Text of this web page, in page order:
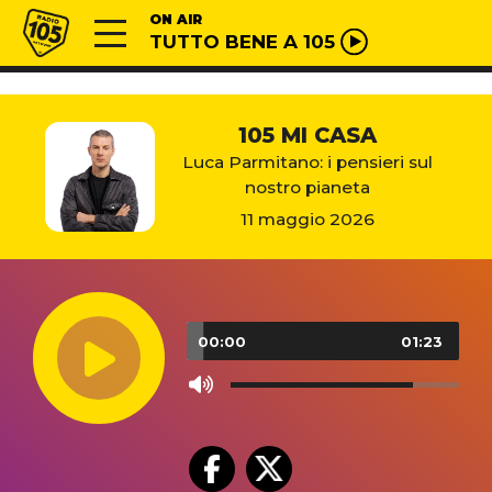
Vai al contenuto
Radio 105 ON AIR
TUTTO BENE A 105
105 MI CASA
Luca Parmitano: i pensieri sul
nostro pianeta
11 maggio 2026
Audio
Player
00:00 01:23
Use
keys